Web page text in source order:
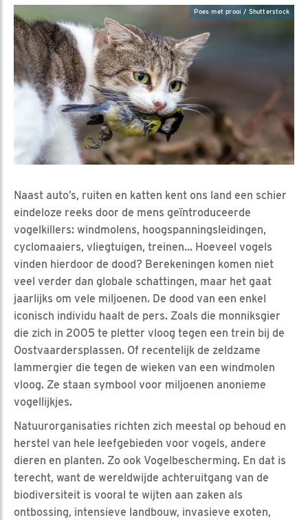
Poes met prooi / Shutterstock
Naast auto’s, ruiten en katten kent ons land een schier
eindeloze reeks door de mens geïntroduceerde
vogelkillers: windmolens, hoogspanningsleidingen,
cyclomaaiers, vliegtuigen, treinen… Hoeveel vogels
vinden hierdoor de dood? Berekeningen komen niet
veel verder dan globale schattingen, maar het gaat
jaarlijks om vele miljoenen. De dood van een enkel
iconisch individu haalt de pers. Zoals die monniksgier
die zich in 2005 te pletter vloog tegen een trein bij de
Oostvaardersplassen. Of recentelijk de zeldzame
lammergier die tegen de wieken van een windmolen
vloog. Ze staan symbool voor miljoenen anonieme
vogellijkjes.
Natuurorganisaties richten zich meestal op behoud en
herstel van hele leefgebieden voor vogels, andere
dieren en planten. Zo ook Vogelbescherming. En dat is
terecht, want de wereldwijde achteruitgang van de
biodiversiteit is vooral te wijten aan zaken als
ontbossing, intensieve landbouw, invasieve exoten,